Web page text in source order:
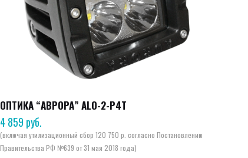
ОПТИКА “АВРОРА” ALO-2-P4T
4 859 руб.